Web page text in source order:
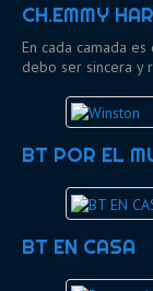
CH.EMMY
En cada camada
debo ser sincera y
BT POR EL
BT EN CASA